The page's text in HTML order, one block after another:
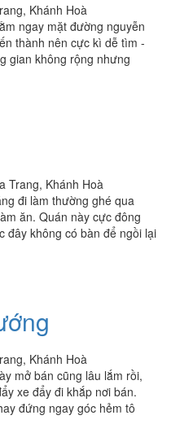
Khánh Hoà
ngay mặt đường nguyễn
thành nên cực kì dễ tìm -
gian không rộng nhưng
Trang, Khánh Hoà
đi làm thường ghé qua
ăn. Quán này cực đông
đây không có bàn để ngồi lại
Khánh Hoà
mở bán cũng lâu lắm rồi,
xe đẩy đi khắp nơi bán.
đứng ngay góc hẻm tô